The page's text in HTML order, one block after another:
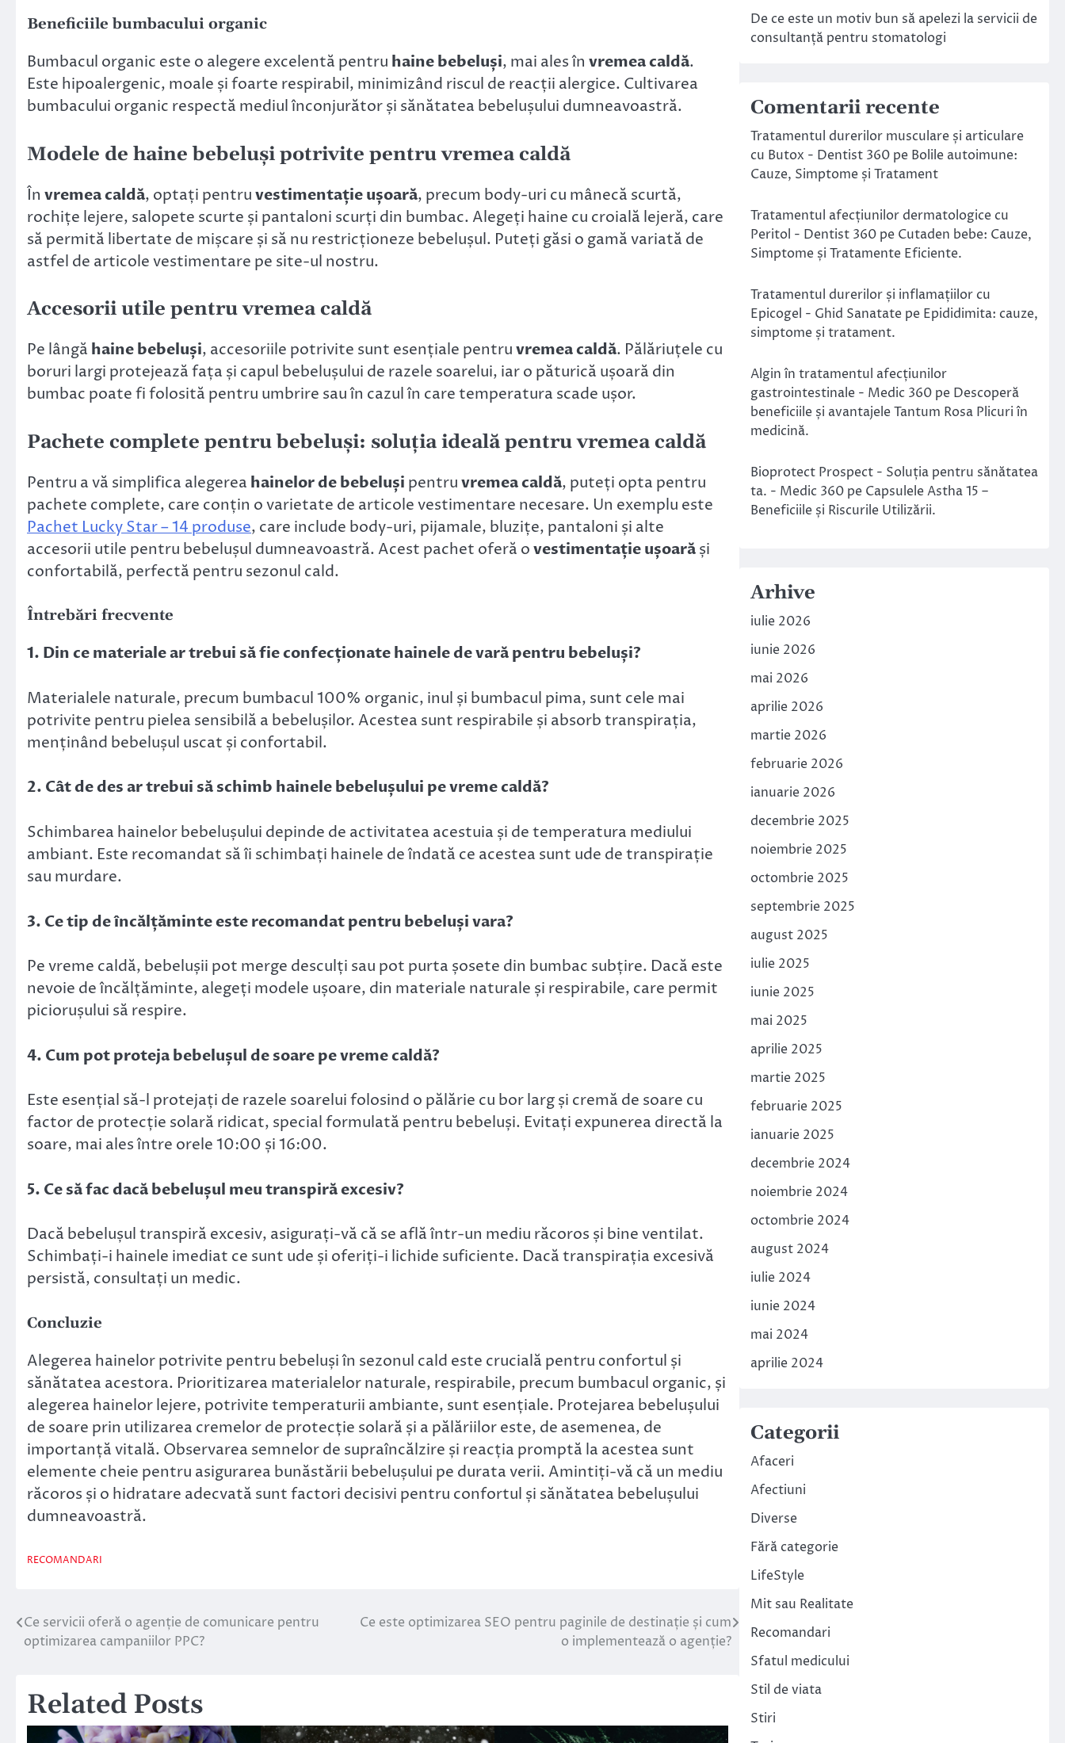
Beneficiile bumbacului organic
Bumbacul organic este o alegere excelentă pentru haine bebeluși, mai ales în vremea caldă.
Este hipoalergenic, moale și foarte respirabil, minimizând riscul de reacții alergice. Cultivarea
bumbacului organic respectă mediul înconjurător și sănătatea bebelușului dumneavoastră.
Modele de haine bebeluși potrivite pentru vremea caldă
În vremea caldă, optați pentruvestimentație ușoară, precum body-uri cu mânecă scurtă,
rochițe lejere, salopete scurte și pantaloni scurți din bumbac. Alegeți haine cu croială lejeră, care
să permită libertate de mișcare și să nu restricționeze bebelușul. Puteți găsi o gamă variată de
astfel de articole vestimentare pe site-ul nostru.
Accesorii utile pentru vremea caldă
Pe lângă haine bebeluși, accesoriile potrivite sunt esențiale pentruvremea caldă. Pălăriuțele cu
boruri largi protejează fața și capul bebelușului de razele soarelui, iar o păturică ușoară din
bumbac poate fi folosită pentru umbrire sau în cazul în care temperatura scade ușor.
Pachete complete pentru bebeluși: soluția ideală pentru vremea caldă
Pentru a vă simplifica alegerea hainelor de bebeluși pentruvremea caldă, puteți opta pentru
pachete complete, care conțin o varietate de articole vestimentare necesare. Un exemplu este
Pachet Lucky Star – 14 produse, care include body-uri, pijamale, bluzițe, pantaloni și alte
accesorii utile pentru bebelușul dumneavoastră. Acest pachet oferă ovestimentație ușoarăși
confortabilă, perfectă pentru sezonul cald.
Întrebări frecvente
1. Din ce materiale ar trebui să fie confecționate hainele de vară pentru bebeluși?
Materialele naturale, precum bumbacul 100% organic, inul și bumbacul pima, sunt cele mai
potrivite pentru pielea sensibilă a bebelușilor. Acestea sunt respirabile și absorb transpirația,
menținând bebelușul uscat și confortabil.
2. Cât de des ar trebui să schimb hainele bebelușului pe vreme caldă?
Schimbarea hainelor bebelușului depinde de activitatea acestuia și de temperatura mediului
ambiant. Este recomandat să îi schimbați hainele de îndată ce acestea sunt ude de transpirație
sau murdare.
3. Ce tip de încălțăminte este recomandat pentru bebeluși vara?
Pe vreme caldă, bebelușii pot merge desculți sau pot purta șosete din bumbac subțire. Dacă este
nevoie de încălțăminte, alegeți modele ușoare, din materiale naturale și respirabile, care permit
piciorușului să respire.
4. Cum pot proteja bebelușul de soare pe vreme caldă?
Este esențial să-l protejați de razele soarelui folosind o pălărie cu bor larg și cremă de soare cu
factor de protecție solară ridicat, special formulată pentru bebeluși. Evitați expunerea directă la
soare, mai ales între orele 10:00 și 16:00.
5. Ce să fac dacă bebelușul meu transpiră excesiv?
Dacă bebelușul transpiră excesiv, asigurați-vă că se află într-un mediu răcoros și bine ventilat.
Schimbați-i hainele imediat ce sunt ude și oferiți-i lichide suficiente. Dacă transpirația excesivă
persistă, consultați un medic.
Concluzie
Alegerea hainelor potrivite pentru bebeluși în sezonul cald este crucială pentru confortul și
sănătatea acestora. Prioritizarea materialelor naturale, respirabile, precum bumbacul organic, și
alegerea hainelor lejere, potrivite temperaturii ambiante, sunt esențiale. Protejarea bebelușului
de soare prin utilizarea cremelor de protecție solară și a pălăriilor este, de asemenea, de
importanță vitală. Observarea semnelor de supraîncălzire și reacția promptă la acestea sunt
elemente cheie pentru asigurarea bunăstării bebelușului pe durata verii. Amintiți-vă că un mediu
răcoros și o hidratare adecvată sunt factori decisivi pentru confortul și sănătatea bebelușului
dumneavoastră.
RECOMANDARI
Navigare
în
Ce servicii oferă o agenție de comunicare pentru
optimizarea campaniilor PPC?
Ce este optimizarea SEO pentru paginile de destinație și cum
o implementează o agenție?
Related Posts
De ce este un motiv bun să apelezi la servicii de
consultanță pentru stomatologi
Comentarii recente
Tratamentul durerilor musculare și articulare
cu Butox - Dentist 360pe Bolile autoimune:
Cauze, Simptome și Tratament
Tratamentul afecțiunilor dermatologice cu
Peritol - Dentist 360pe Cutaden bebe: Cauze,
Simptome și Tratamente Eficiente.
Tratamentul durerilor și inflamațiilor cu
Epicogel - Ghid Sanatatepe Epididimita: cauze,
simptome și tratament.
Algin în tratamentul afecțiunilor
gastrointestinale - Medic 360pe Descoperă
beneficiile și avantajele Tantum Rosa Plicuri în
medicină.
Bioprotect Prospect - Soluția pentru sănătatea
ta. - Medic 360pe Capsulele Astha 15 –
Beneficiile și Riscurile Utilizării.
Arhive
iulie 2026
iunie 2026
mai 2026
aprilie 2026
martie 2026
februarie 2026
ianuarie 2026
decembrie 2025
noiembrie 2025
octombrie 2025
septembrie 2025
august 2025
iulie 2025
iunie 2025
mai 2025
aprilie 2025
martie 2025
februarie 2025
ianuarie 2025
decembrie 2024
noiembrie 2024
octombrie 2024
august 2024
iulie 2024
iunie 2024
mai 2024
aprilie 2024
Categorii
Afaceri
Afectiuni
Diverse
Fără categorie
LifeStyle
Mit sau Realitate
Recomandari
Sfatul medicului
Stil de viata
Stiri